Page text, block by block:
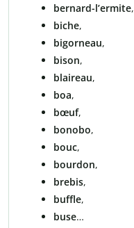
bernard-l’ermite,
biche,
bigorneau,
bison,
blaireau,
boa,
bœuf,
bonobo,
bouc,
bourdon,
brebis,
buffle,
buse…